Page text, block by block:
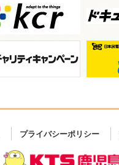
プライバシーポリシー